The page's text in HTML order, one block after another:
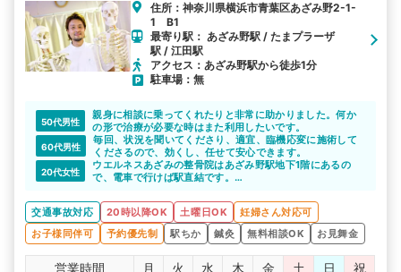
住所：神奈川県横浜市青葉区あざみ野2-1-
1 B1
最寄り駅： あざみ野駅 / たまプラーザ
駅 / 江田駅
アクセス：あざみ野駅から徒歩1分
駐車場：無
50代男性
親身に相談に乗ってくれたりと非常に助かりました。何か
の形で治療が必要な時はまた利用したいです。
60代男性
毎回、状況を聞いてくださり、適宜、臨機応変に施術して
くださるので、効くし、任せて安心できます。
20代女性
ウエルネスあざみの整骨院はあざみ野駅地下1階にあるの
で、電車で行けば駅直結です。
す。
交通事故対応 20時以降OK 土曜日OK
妊婦さん対応可
お子様同伴可
予約優先制 駅ちか 鍼灸 無料相談OK お見舞金
営業時間 月 火 水 木 金 土 日
祝